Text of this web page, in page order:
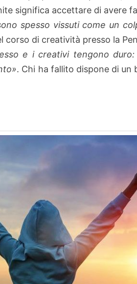
significa accettare di avere
spesso vissuti come un
corso di creatività presso la
e i creativi tengono
. Chi ha fallito dispone di un